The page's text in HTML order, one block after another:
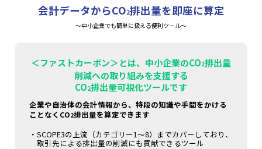
会計データからCO2排出量を即座に算定
～中小企業でも簡単に扱える便利ツール～
＜ファストカーボン＞とは、中小企業のCO2排出量
削減への取り組みを支援する
CO2排出量可視化ツールです
企業や自治体の会計情報から、特段の知識や手間をかける
ことなくCO2排出量を算定できます
SCOPE3の上流（カテゴリー1～8）までカバーしており、
取引先による排出量の削減にも貢献できるツール